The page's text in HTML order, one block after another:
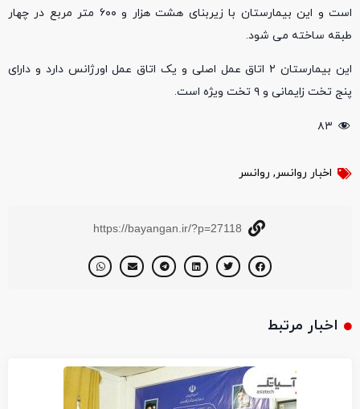
است و این بیمارستان با زیربنای هشت هزار و ۶۰۰ متر مربع در چهار
طبقه ساخته می شود.
این بیمارستان ۲ اتاق عمل اصلی و یک اتاق عمل اورژانس دارد و دارای
پنج تخت زایمانی و ۹ تخت ویژه است.
۸۳
اخبار روانسر , روانسر
https://bayangan.ir/?p=27118
اخبار مرتبط